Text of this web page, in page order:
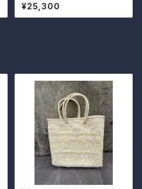
ャンバスガウチョパンツ
¥25,300